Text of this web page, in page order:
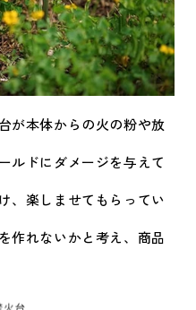
が本体からの火の粉や放
ルドにダメージを与えて
、楽しませてもらってい
作れないかと考え、商品